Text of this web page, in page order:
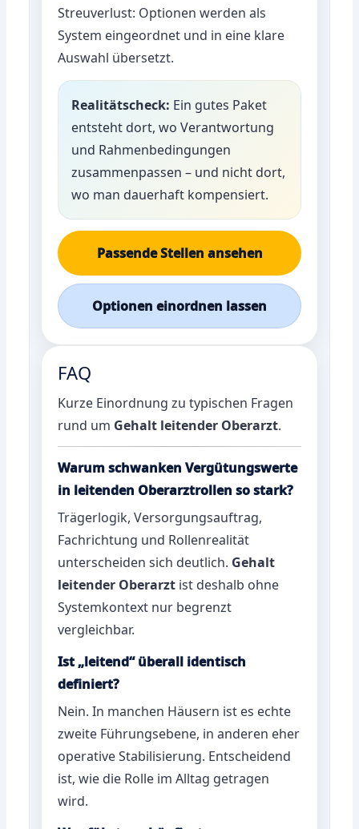
Streuverlust: Optionen werden als
System eingeordnet und in eine klare
Auswahl übersetzt.
Realitätscheck: Ein gutes Paket
entsteht dort, wo Verantwortung
und Rahmenbedingungen
zusammenpassen – und nicht dort,
wo man dauerhaft kompensiert.
Passende Stellen ansehen
Optionen einordnen lassen
FAQ
Kurze Einordnung zu typischen Fragen
rund um Gehalt leitender Oberarzt.
Warum schwanken Vergütungswerte
in leitenden Oberarztrollen so stark?
Trägerlogik, Versorgungsauftrag,
Fachrichtung und Rollenrealität
unterscheiden sich deutlich. Gehalt
leitender Oberarzt ist deshalb ohne
Systemkontext nur begrenzt
vergleichbar.
Ist „leitend“ überall identisch
definiert?
Nein. In manchen Häusern ist es echte
zweite Führungsebene, in anderen eher
operative Stabilisierung. Entscheidend
ist, wie die Rolle im Alltag getragen
wird.